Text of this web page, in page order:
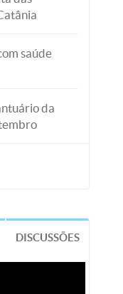
saúde
da
DISCUSSÕES